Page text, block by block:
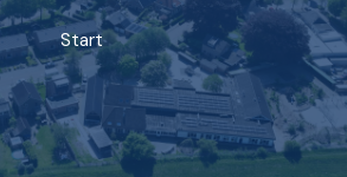
Start